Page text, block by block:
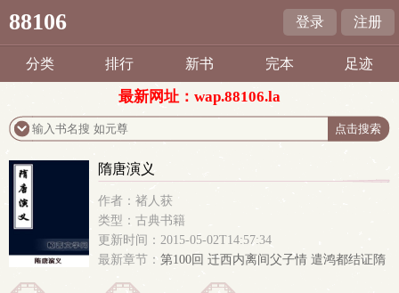
88106 登录 注册
分类 排行 新书 完本 足迹
最新网址：wap.88106.la
隋唐演义
作者：褚人获
类型：古典书籍
更新时间：2015-05-02T14:57:34
最新章节： 第100回 迁西内离间父子情 遣鸿都结证隋
唐事